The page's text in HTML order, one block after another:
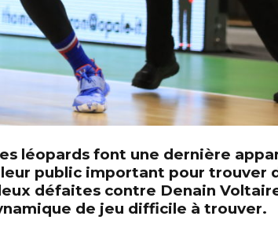
léopards font une dernière
public important pour trouver
défaites contre Denain
de jeu difficile à trouver.